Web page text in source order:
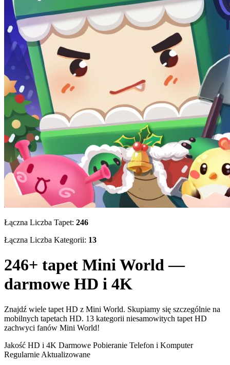
Łączna Liczba Tapet: 246
Łączna Liczba Kategorii: 13
246+ tapet Mini World —
darmowe HD i 4K
Znajdź wiele tapet HD z Mini World. Skupiamy się szczególnie na
mobilnych tapetach HD. 13 kategorii niesamowitych tapet HD
zachwyci fanów Mini World!
Jakość HD i 4K Darmowe Pobieranie Telefon i Komputer
Regularnie Aktualizowane